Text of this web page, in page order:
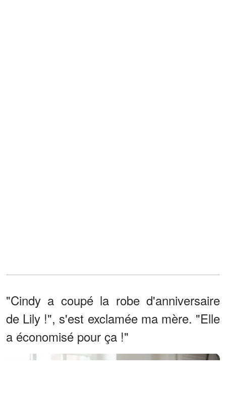
"Cindy a coupé la robe d'anniversaire
de Lily !", s'est exclamée ma mère. "Elle
a économisé pour ça !"